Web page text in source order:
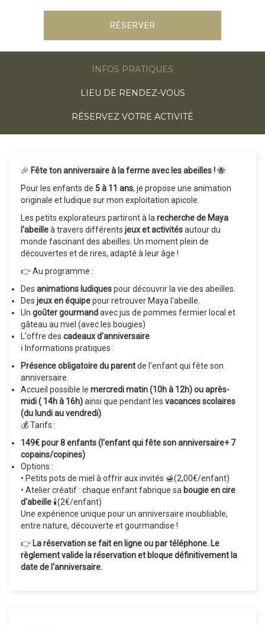
RÉSERVER
INFOS PRATIQUES
LIEU DE RENDEZ-VOUS
RÉSERVEZ VOTRE ACTIVITÉ
🎉 Fête ton anniversaire à la ferme avec les abeilles !🐝
Pour les enfants de 5 à 11 ans, je propose une animation
originale et ludique sur mon exploitation apicole.
Les petits explorateurs partiront à la recherche de Maya
l'abeilleà travers différents jeux et activitésautour du
monde fascinant des abeilles. Un moment plein de
découvertes et de rires, adapté à leur âge !
👉 Au programme :
Des animations ludiquespour découvrir la vie des abeilles.
Des jeux en équipepour retrouver Maya l'abeille.
Un goûter gourmandavec jus de pommes fermier local et
gâteau au miel (avec les bougies)
L'offre des cadeaux d'anniversaire
ℹ️ Informations pratiques :
Présence obligatoire du parentde l'enfant qui fête son
anniversaire.
Accueil possible le mercredi matin (10h à 12h) ou après-
midi ( 14h à 16h)ainsi que pendant les vacances scolaires
(du lundi au vendredi)
💰 Tarifs :
149€ pour 8 enfants (l'enfant qui fête son anniversaire+ 7
copains/copines)
Options :
• Petits pots de miel à offrir aux invités 🍯(2,00€/enfant)
• Atelier créatif : chaque enfant fabrique sa bougie en cire
d'abeille🕯️(2€/enfant)
Une expérience unique pour un anniversaire inoubliable,
entre nature, découverte et gourmandise !
👉 La réservation se fait en ligne ou par téléphone. Le
règlement valide la réservation et bloque définitivement la
date de l'anniversaire.